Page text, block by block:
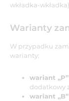
wkładka-wkładka).
Warianty
W przypadku
warianty:
wariant „P”
dodatkowy
wariant „B”